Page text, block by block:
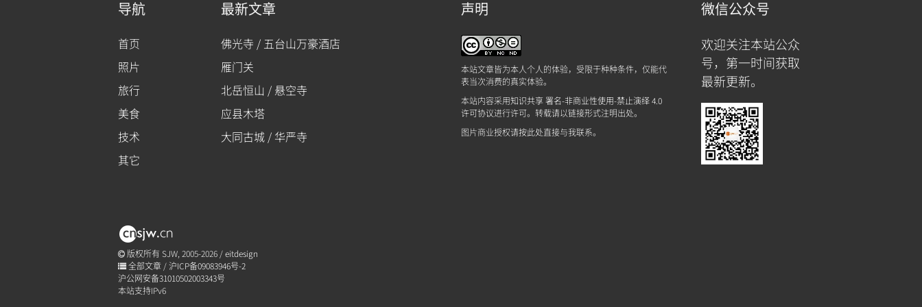
导航
首页
照片
旅行
美食
技术
其它
最新文章
佛光寺 / 五台山万豪酒店
雁门关
北岳恒山 / 悬空寺
应县木塔
大同古城 / 华严寺
声明
本站文章皆为本人个人的体验，受限于种种条件，仅能代
表当次消费的真实体验。
本站内容采用知识共享 署名-非商业性使用-禁止演绎 4.0
许可协议进行许可。转载请以链接形式注明出处。
图片商业授权请按此处直接与我联系。
微信公众号
欢迎关注本站公众
号，第一时间获取
最新更新。
版权所有 SJW, 2005-2026 /eitdesign
全部文章 /沪ICP备09083946号-2
沪公网安备31010502003343号
本站支持IPv6